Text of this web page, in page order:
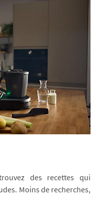
des recettes qui
Moins de recherches,